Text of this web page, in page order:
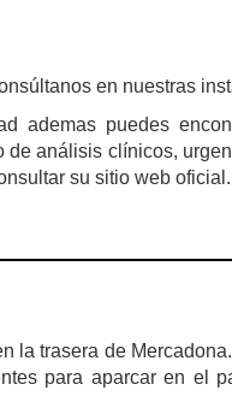
en nuestras
ademas puedes
análisis clínicos,
su sitio web oficial.
la trasera de
para aparcar en el